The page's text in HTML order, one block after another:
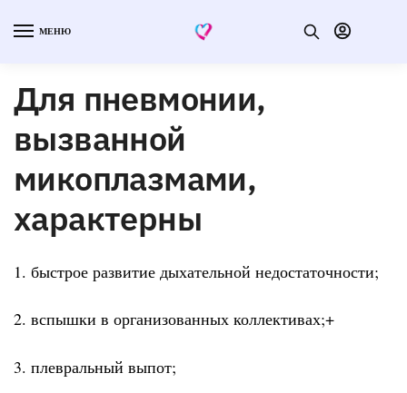
МЕНЮ
Для пневмонии,
вызванной
микоплазмами,
характерны
1. быстрое развитие дыхательной недостаточности;
2. вспышки в организованных коллективах;+
3. плевральный выпот;